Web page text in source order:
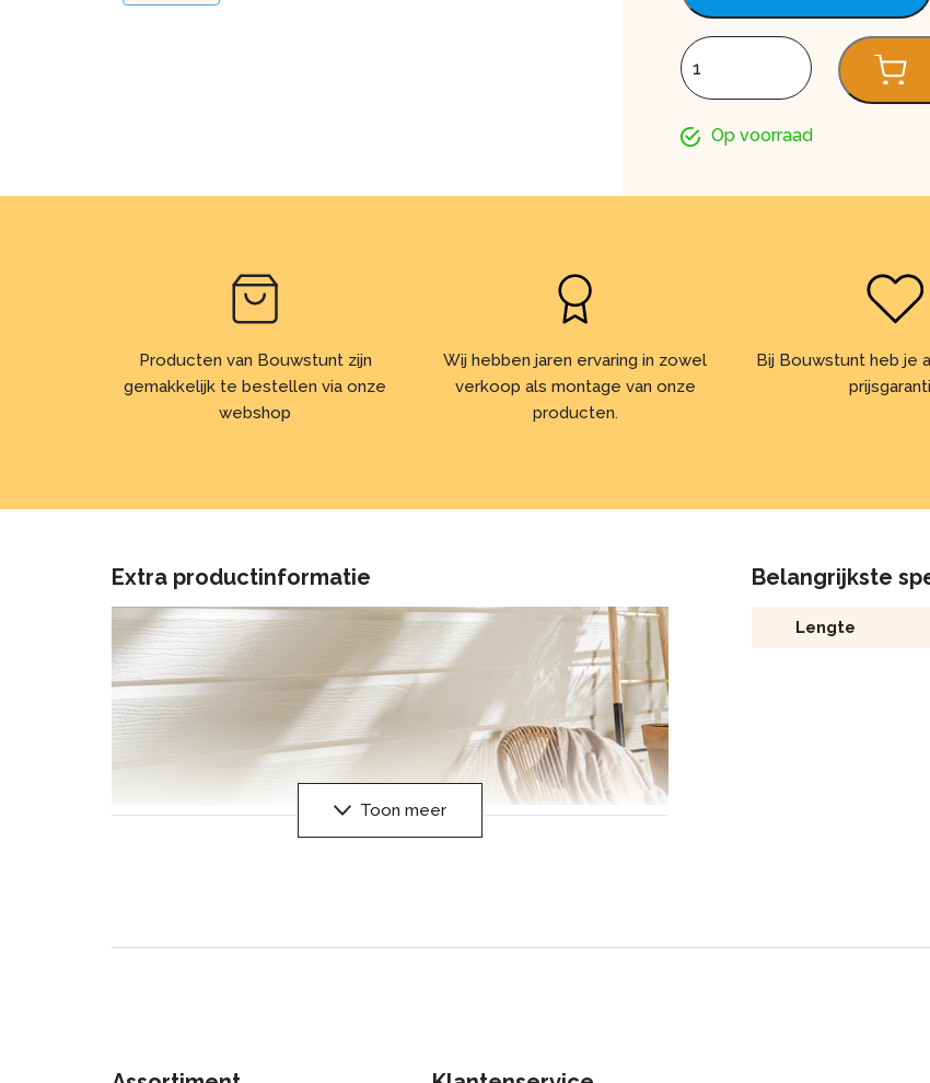
Enkel rabat FS301, Trend soft
Op voorraad
Producten van Bouwstunt zijn
gemakkelijk te bestellen via onze
webshop
Wij hebben jaren ervaring in zowel
verkoop als montage van onze
producten.
Bij Bouwstunt heb je
Extra productinformatie
Toon meer
Belangrijkste
Lengte